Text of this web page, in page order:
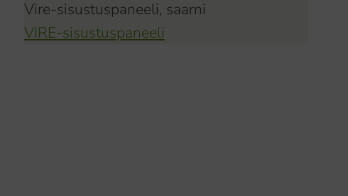
Vire-sisustuspaneeli, saarni
VIRE-sisustuspaneeli